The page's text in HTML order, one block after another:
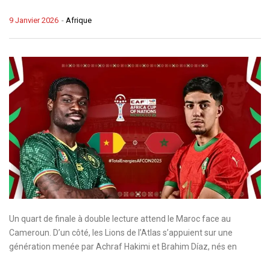
- Afrique
9 Janvier 2026
Un quart de finale à double lecture attend le Maroc face au
Cameroun. D’un côté, les Lions de l’Atlas s’appuient sur une
génération menée par Achraf Hakimi et Brahim Díaz, nés en